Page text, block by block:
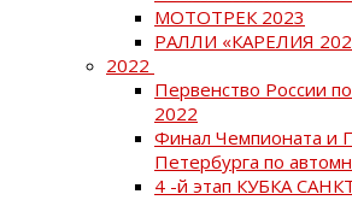
МОТОТРЕК 2023
РАЛЛИ «КАРЕЛИЯ
2022
Первенство России
2022
Финал Чемпионата и
Петербурга по
4 -й этап КУБКА